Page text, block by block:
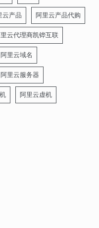
云产品 阿里云产品代购
云代理商凯铧互联
阿里云域名
阿里云服务器
阿里云虚机